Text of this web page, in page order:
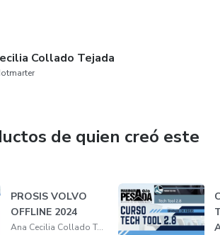
Collado Tejada
de quien creó este
PROSIS VOLVO
OFFLINE 2024
Ana Cecilia Collado Tejada